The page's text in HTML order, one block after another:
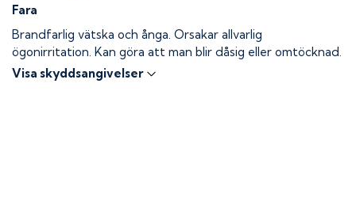
Fara
Brandfarlig vätska och ånga. Orsakar allvarlig
ögonirritation. Kan göra att man blir dåsig eller omtöcknad.
Visa skyddsangivelser